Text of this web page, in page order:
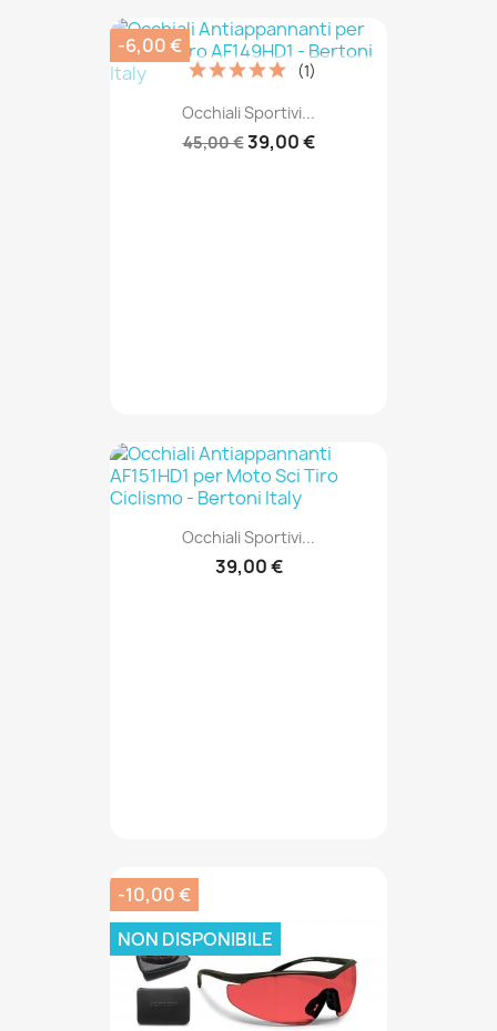
Occhiali Sportivi...
45,00 €39,00 €
(1)
-6,00 €
Occhiali Sportivi...
39,00 €
-10,00 €
NON DISPONIBILE